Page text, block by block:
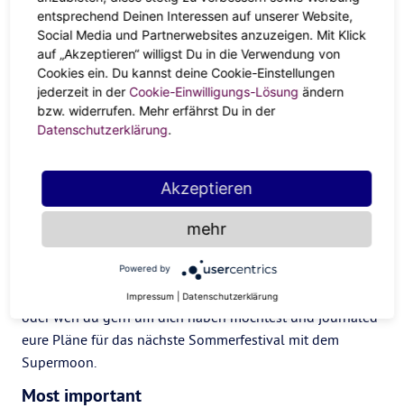
Juli
Am 13. Juli ist einSupermond– wenn du noch nix vohast:
Schnapp dir dein Boy- oder Girlfriend, deinen Crush, Bff
oder wen du gern um dich haben möchtest und journaled
eure Pläne für das nächste Sommerfestival mit dem
Supermoon.
Most important
entsprechend Deinen Interessen auf unserer Website,
Social Media und Partnerwebsites anzuzeigen. Mit Klick
auf „Akzeptieren“ willigst Du in die Verwendung von
Cookies ein. Du kannst deine Cookie-Einstellungen
jederzeit in der Cookie-Einwilligungs-Lösung ändern
bzw. widerrufen. Mehr erfährst Du in der
Datenschutzerklärung.
Akzeptieren
mehr
Powered by
Impressum Datenschutzerklärung